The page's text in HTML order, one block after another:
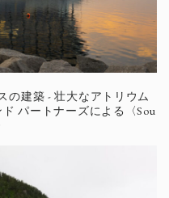
の建築 - 壮大なアトリウム
パートナーズによる〈Sou